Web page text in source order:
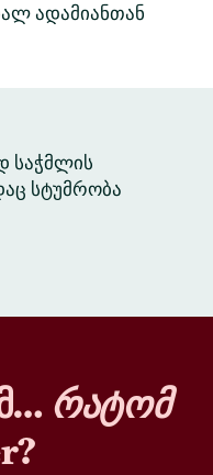
ადამიანთან
საჭმლის
სტუმრობა
რატომ